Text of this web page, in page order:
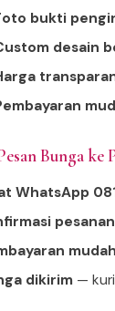
bukti
desain
Bunga
WhatsApp
pesanan
mudah
dikirim —